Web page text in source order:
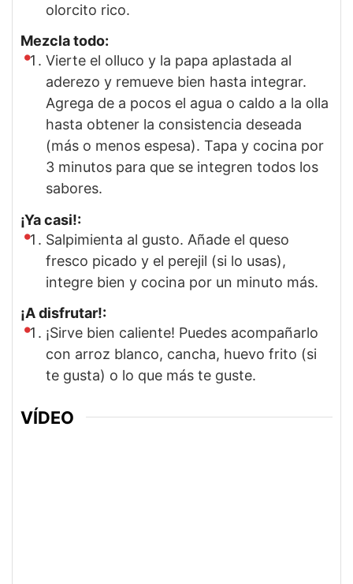
olorcito rico.
Mezcla todo:
Vierte el olluco y la papa aplastada al
aderezo y remueve bien hasta integrar.
Agrega de a pocos el agua o caldo a la olla
hasta obtener la consistencia deseada
(más o menos espesa). Tapa y cocina por
3 minutos para que se integren todos los
sabores.
¡Ya casi!:
Salpimienta al gusto. Añade el queso
fresco picado y el perejil (si lo usas),
integre bien y cocina por un minuto más.
¡A disfrutar!:
¡Sirve bien caliente! Puedes acompañarlo
con arroz blanco, cancha, huevo frito (si
te gusta) o lo que más te guste.
VÍDEO